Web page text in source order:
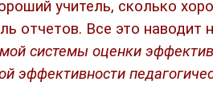
учитель, сколько
отчетов. Все это наводит
системы оценки
эффективности